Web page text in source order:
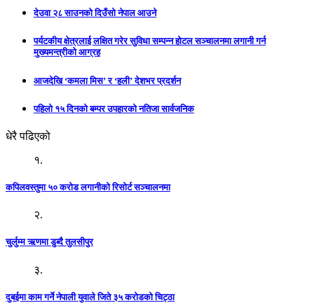
देउवा २८ साउनको दिउँसो नेपाल आउने
पर्यटकीय क्षेत्रलाई लक्षित गरेर सुविधा सम्पन्न होटल सञ्चालनमा लगानी गर्न
मुख्यमन्त्रीको आग्रह
आजदेखि ‘कमला मिस’ र ‘हली’ देशभर प्रदर्शन
पहिलो १५ दिनको बम्पर उपहारको नतिजा सार्वजनिक
धेरै पढिएको
१.
कपिलवस्तुमा ५० करोड लगानीको रिसोर्ट सञ्चालनमा
२.
चुर्लुम्म ऋणमा डुब्दै तुलसीपुर
३.
दुबईमा काम गर्ने नेपाली युवाले जिते ३५ करोडको चिट्ठा